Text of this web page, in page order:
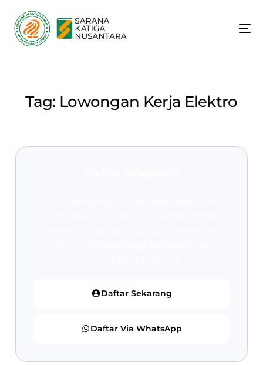
Tag: Lowongan Kerja Elektro
Daftar Sekarang
Daftar Via WhatsApp